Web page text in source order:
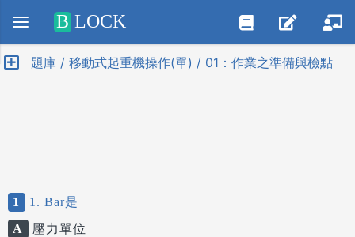
Positive SSL
B LOCK
題庫 / 移動式起重機操作(單) / 01：作業之準備與檢點
1
1. Bar是
A
壓力單位